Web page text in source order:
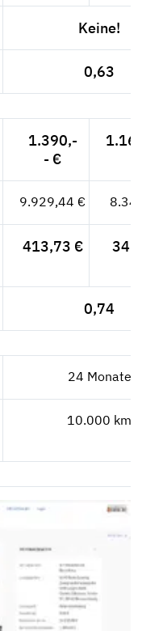
Keine!
0,63
1.390,-
- €
9.929,44 € 8.344,07
413,73 € 347,67
0,74
24 Monate
10.000 km